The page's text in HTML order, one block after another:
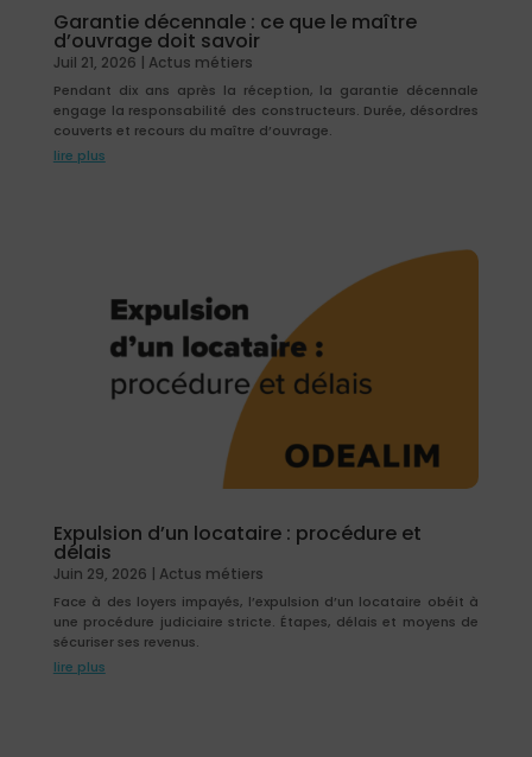
Garantie décennale : ce que le maître
d’ouvrage doit savoir
Juil 21, 2026 | Actus métiers
Pendant dix ans après la réception, la garantie décennale
engage la responsabilité des constructeurs. Durée, désordres
couverts et recours du maître d’ouvrage.
lire plus
Expulsion d’un locataire : procédure et
délais
Juin 29, 2026 | Actus métiers
Face à des loyers impayés, l’expulsion d’un locataire obéit à
une procédure judiciaire stricte. Étapes, délais et moyens de
sécuriser ses revenus.
lire plus